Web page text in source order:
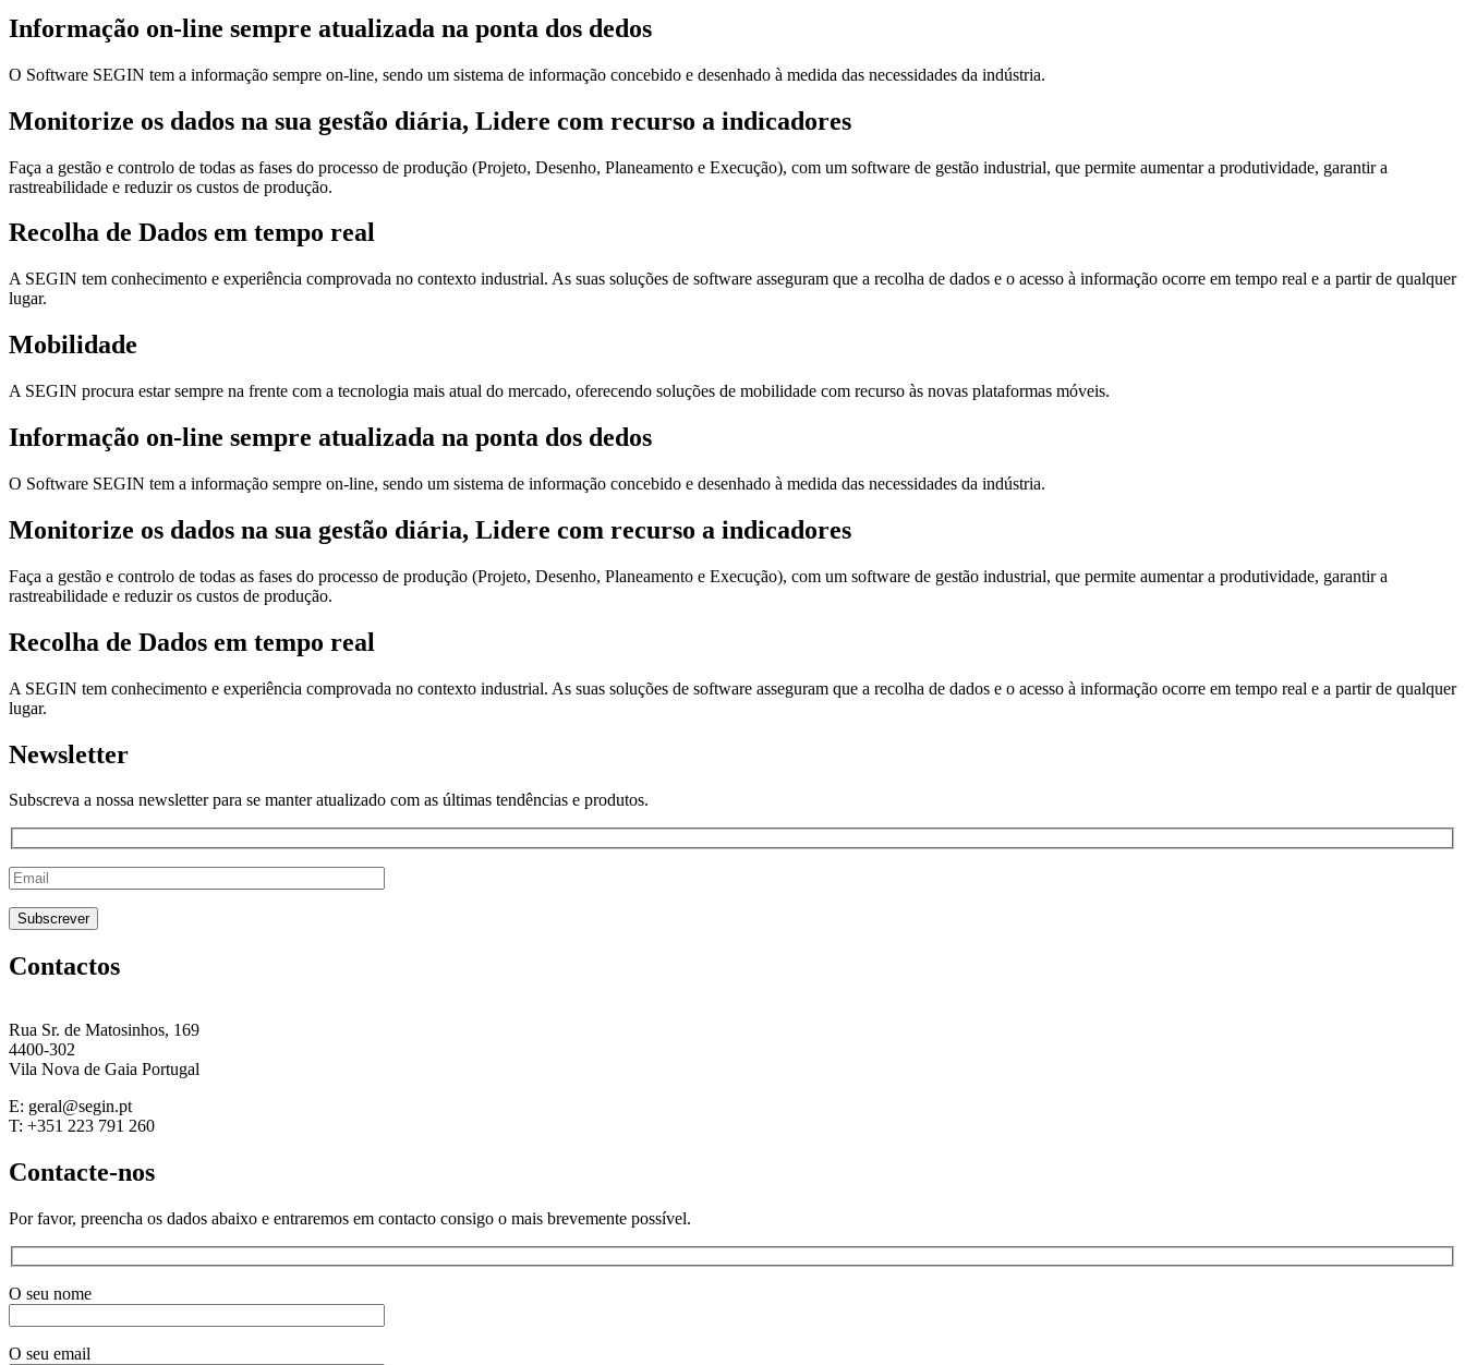
Informação on-line sempre atualizada na ponta dos dedos
O Software SEGIN tem a informação sempre on-line, sendo um sistema de informação concebido e desenhado à medida das necessidades da indústria.
Monitorize os dados na sua gestão diária, Lidere com recurso a indicadores
Faça a gestão e controlo de todas as fases do processo de produção (Projeto, Desenho, Planeamento e Execução), com um software de gestão industrial, que permite aumentar a produtividade, garantir a
rastreabilidade e reduzir os custos de produção.
Recolha de Dados em tempo real
A SEGIN tem conhecimento e experiência comprovada no contexto industrial. As suas soluções de software asseguram que a recolha de dados e o acesso à informação ocorre em tempo real e a partir de qualquer
lugar.
Mobilidade
A SEGIN procura estar sempre na frente com a tecnologia mais atual do mercado, oferecendo soluções de mobilidade com recurso às novas plataformas móveis.
Informação on-line sempre atualizada na ponta dos dedos
O Software SEGIN tem a informação sempre on-line, sendo um sistema de informação concebido e desenhado à medida das necessidades da indústria.
Monitorize os dados na sua gestão diária, Lidere com recurso a indicadores
Faça a gestão e controlo de todas as fases do processo de produção (Projeto, Desenho, Planeamento e Execução), com um software de gestão industrial, que permite aumentar a produtividade, garantir a
rastreabilidade e reduzir os custos de produção.
Recolha de Dados em tempo real
A SEGIN tem conhecimento e experiência comprovada no contexto industrial. As suas soluções de software asseguram que a recolha de dados e o acesso à informação ocorre em tempo real e a partir de qualquer
lugar.
Newsletter
Subscreva a nossa newsletter para se manter atualizado com as últimas tendências e produtos.
Contactos
Rua Sr. de Matosinhos, 169
4400-302
Vila Nova de Gaia Portugal
E: geral@segin.pt
T: +351 223 791 260
Contacte-nos
Por favor, preencha os dados abaixo e entraremos em contacto consigo o mais brevemente possível.
O seu nome
O seu email